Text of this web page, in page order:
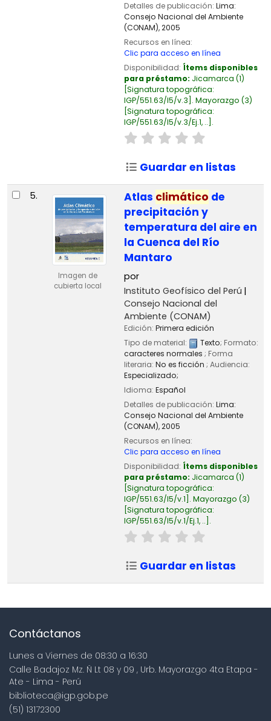
Detalles de publicación: Lima:
Consejo Nacional del Ambiente
(CONAM),2005
Recursos en línea:
Clic para acceso en línea
Disponibilidad: Ítems disponibles
para préstamo: Jicamarca (1)
Signatura topográfica:
IGP/551.63/I5/v.3 . Mayorazgo (3)
Signatura topográfica:
IGP/551.63/I5/v.3/Ej.1, .. .
Guardar en listas
5.
Imagen de
cubierta local
Atlas climático de
precipitación y
temperatura del aire en
la Cuenca del Río
Mantaro
por
Instituto Geofísico del Perú
Consejo Nacional del
Ambiente (CONAM)
Edición: Primera edición
Tipo de material:
Texto; Formato:
caracteres normales ; Forma
literaria: No es ficción ; Audiencia:
Especializado;
Idioma: Español
Detalles de publicación: Lima:
Consejo Nacional del Ambiente
(CONAM),2005
Recursos en línea:
Clic para acceso en línea
Disponibilidad: Ítems disponibles
para préstamo: Jicamarca (1)
Signatura topográfica:
IGP/551.63/I5/v.1 . Mayorazgo (3)
Signatura topográfica:
IGP/551.63/I5/v.1/Ej.1, .. .
Guardar en listas
Contáctanos
Lunes a Viernes de 08:30 a 16:30
Calle Badajoz Mz. Ñ Lt 08 y 09 , Urb. Mayorazgo 4ta Etapa -
Ate - Lima - Perú
biblioteca@igp.gob.pe
(51) 13172300